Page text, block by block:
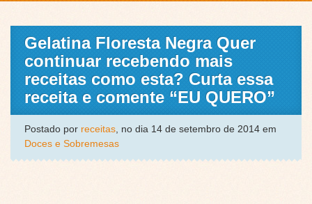
Gelatina Floresta Negra Quer
continuar recebendo mais
receitas como esta? Curta essa
receita e comente “EU QUERO”
Postado por receitas, no dia 14 de setembro de 2014 em
Doces e Sobremesas